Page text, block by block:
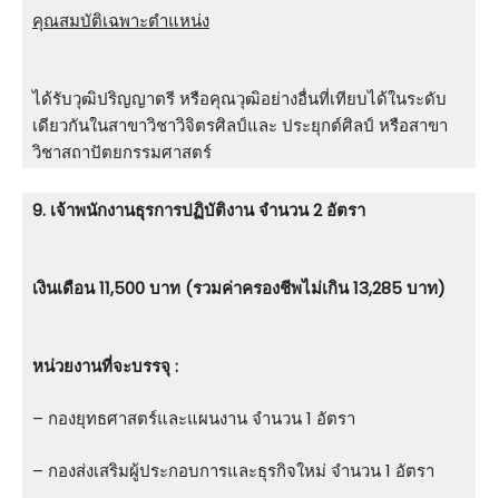
คุณสมบัติเฉพาะตำแหน่ง
ได้รับวุฒิปริญญาตรี หรือคุณวุฒิอย่างอื่นที่เทียบได้ในระดับ
เดียวกันในสาขาวิชาวิจิตรศิลป์และ ประยุกต์ศิลป์ หรือสาขา
วิชาสถาปัตยกรรมศาสตร์
9. เจ้าพนักงานธุรการปฏิบัติงาน จำนวน 2 อัตรา
เงินเดือน 11,500 บาท (รวมค่าครองชีพไม่เกิน 13,285 บาท)
หน่วยงานที่จะบรรจุ :
– กองยุทธศาสตร์และแผนงาน จำนวน 1 อัตรา
– กองส่งเสริมผู้ประกอบการและธุรกิจใหม่ จำนวน 1 อัตรา